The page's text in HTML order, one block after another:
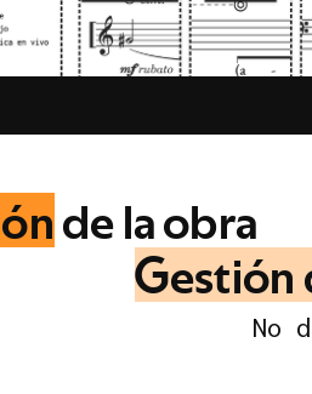
óndelaobra
Gestión
No d